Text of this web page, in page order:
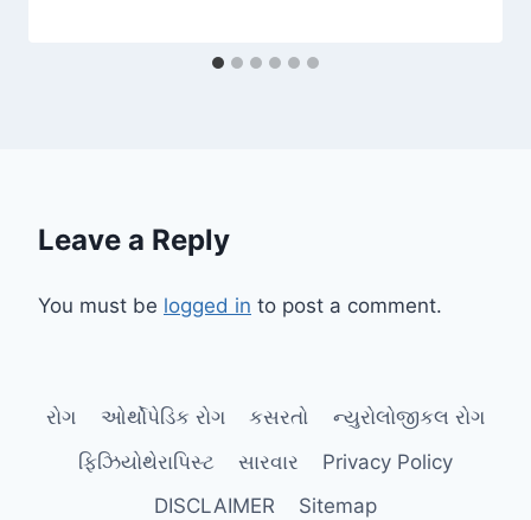
Leave a Reply
You must be logged in to post a comment.
રોગ ઓર્થોપેડિક રોગ કસરતો
ન્યુરોલોજીકલ રોગ
ફિઝિયોથેરાપિસ્ટ
સારવાર
Privacy Policy
DISCLAIMER
Sitemap